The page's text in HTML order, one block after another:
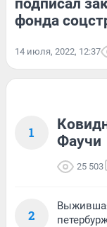
фонда
14 июля, 2022, 12:37
1
Фаучи
25 503
2